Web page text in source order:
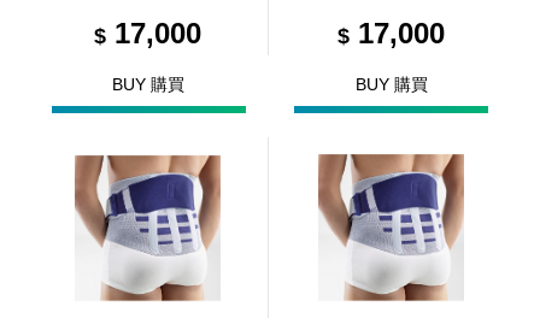
$ 17,000
BUY 購買
$ 17,000
BUY 購買